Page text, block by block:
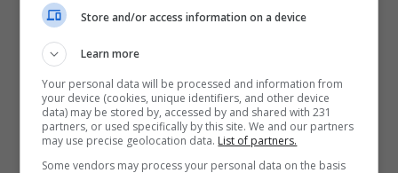
Store and/or access information on a device
Learn more
Your personal data will be processed and information from
your device (cookies, unique identifiers, and other device
data) may be stored by, accessed by and shared with 231
partners, or used specifically by this site. We and our partners
may use precise geolocation data. List of partners.
Some vendors may process your personal data on the basis